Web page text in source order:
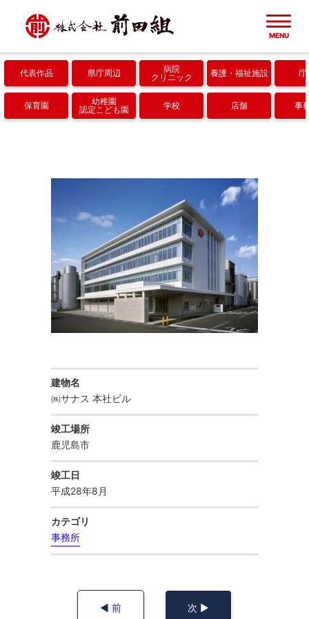
MENU
ホーム
建築実績一覧
病院・クリニック
養護・福祉施設
公共施設
マンション・共同住宅
保育園
成果・取り組み
協力会社
採用情報
お問い合わせ
代表作品 県庁周辺
病院
クリニック
養護 福祉施設 庁
保育園
幼稚園
認定こども園
学校 店舗 事
建物名
㈱サナス 本社ビル
竣工場所
鹿児島市
竣工日
平成28年8月
カテゴリ
事務所
◀︎ 前 次 ▶︎